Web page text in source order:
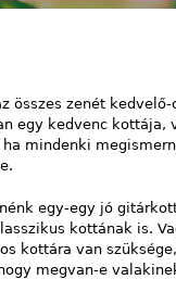
összes zenét kedvelő-
egy kedvenc kottája,
mindenki
egy-egy jó
kottának is.
kottára van
megvan-e